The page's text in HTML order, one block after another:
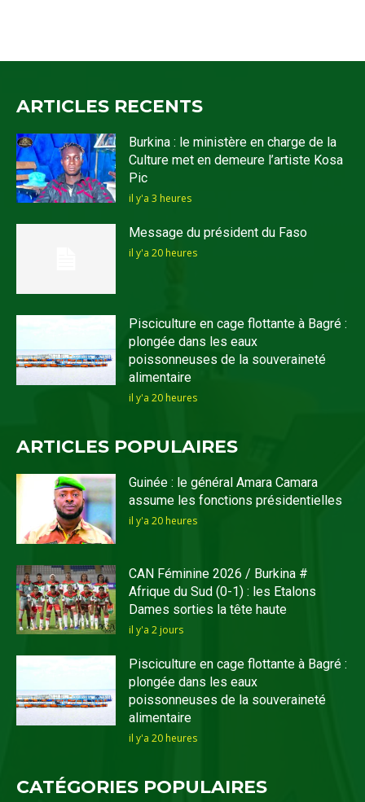
ARTICLES RECENTS
Burkina : le ministère en charge de la
Culture met en demeure l’artiste Kosa
Pic
il y'a 3 heures
Message du président du Faso
il y'a 20 heures
Pisciculture en cage flottante à Bagré :
plongée dans les eaux
poissonneuses de la souveraineté
alimentaire
il y'a 20 heures
ARTICLES POPULAIRES
Guinée : le général Amara Camara
assume les fonctions présidentielles
il y'a 20 heures
CAN Féminine 2026 / Burkina #
Afrique du Sud (0-1) : les Etalons
Dames sorties la tête haute
il y'a 2 jours
Pisciculture en cage flottante à Bagré :
plongée dans les eaux
poissonneuses de la souveraineté
alimentaire
il y'a 20 heures
CATÉGORIES POPULAIRES